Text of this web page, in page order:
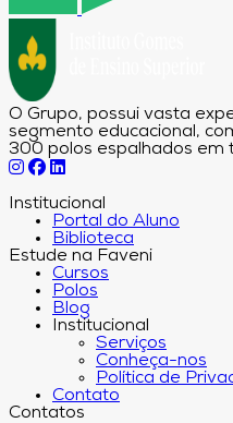
O Grupo, possui vasta
segmento educacional,
300 polos espalhados em
Institucional
Portal do Aluno
Biblioteca
Estude na Faveni
Cursos
Polos
Blog
Institucional
Serviços
Conheça-nos
Política de
Contato
Contatos